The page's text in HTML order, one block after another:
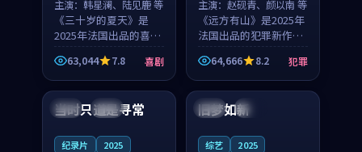
主演： 韩星澜、陆见鹿 等
《三十岁的夏天》是
2025年法国出品的喜剧
新作，主创团队希望用
深夜电台的故事让观众
停下来想一想。韩星澜
角色，山田纯一的叙事
63,044 7.8 喜剧
主演： 赵砚青、颜以南 等
《远方有山》是2025年
法国出品的犯罪新作，
主创团队希望用高校追
梦的故事让观众停下来
想一想。赵砚青领衔，
颜以南担任重要角色，
山田纯一的叙事节奏
64,666 8.2 犯罪
泰国 杜比
当时只道是寻常
纪录片 2025
中国 高分
旧梦如新
综艺 2025